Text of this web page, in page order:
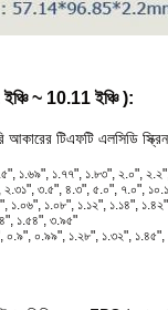
ইঞ্চি ~ 10.11 ইঞ্চি ):
টিএফটি এলসিডি
১.৬৯", ১.৭৭", ১.৮৩", ২.০",
২.৩১", ৩.৫", ৪.৩", ৫.০", ৭.০",
১.০৬", ১.০৮", ১.১২", ১.১৪",
১.৫৪", ৩.৯৫"
০.৯", ০.৯৯", ১.২৮", ১.৩২",